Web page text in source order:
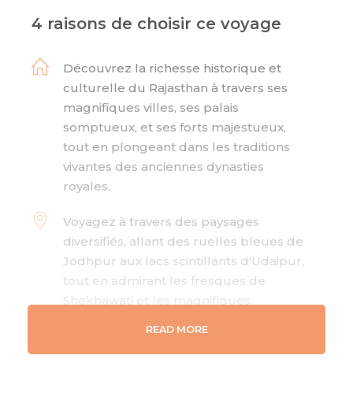
4 raisons de choisir ce voyage
Découvrez la richesse historique et
culturelle du Rajasthan à travers ses
magnifiques villes, ses palais
somptueux, et ses forts majestueux,
tout en plongeant dans les traditions
vivantes des anciennes dynasties
royales.
Voyagez à travers des paysages
diversifiés, allant des ruelles bleues de
Jodhpur aux lacs scintillants d'Udaipur,
tout en admirant les fresques de
Shekhawati et les magnifiques
READ MORE